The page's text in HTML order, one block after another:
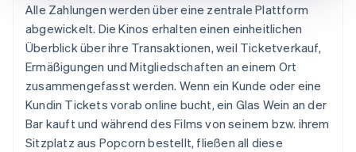
Alle Zahlungen werden über eine zentrale Plattform
abgewickelt. Die Kinos erhalten einen einheitlichen
Überblick über ihre Transaktionen, weil Ticketverkauf,
Ermäßigungen und Mitgliedschaften an einem Ort
zusammengefasst werden. Wenn ein Kunde oder eine
Kundin Tickets vorab online bucht, ein Glas Wein an der
Bar kauft und während des Films von seinem bzw. ihrem
Sitzplatz aus Popcorn bestellt, fließen all diese